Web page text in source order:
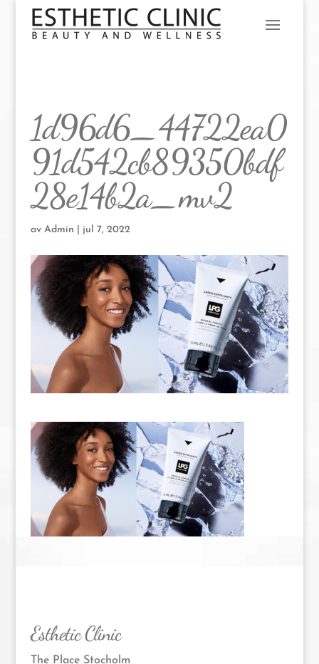
1d96d6_44722ea0
91d542cb89350bdf
28e14b2a_mv2
av Admin jul 7, 2022
Esthetic Clinic
The Place Stocholm